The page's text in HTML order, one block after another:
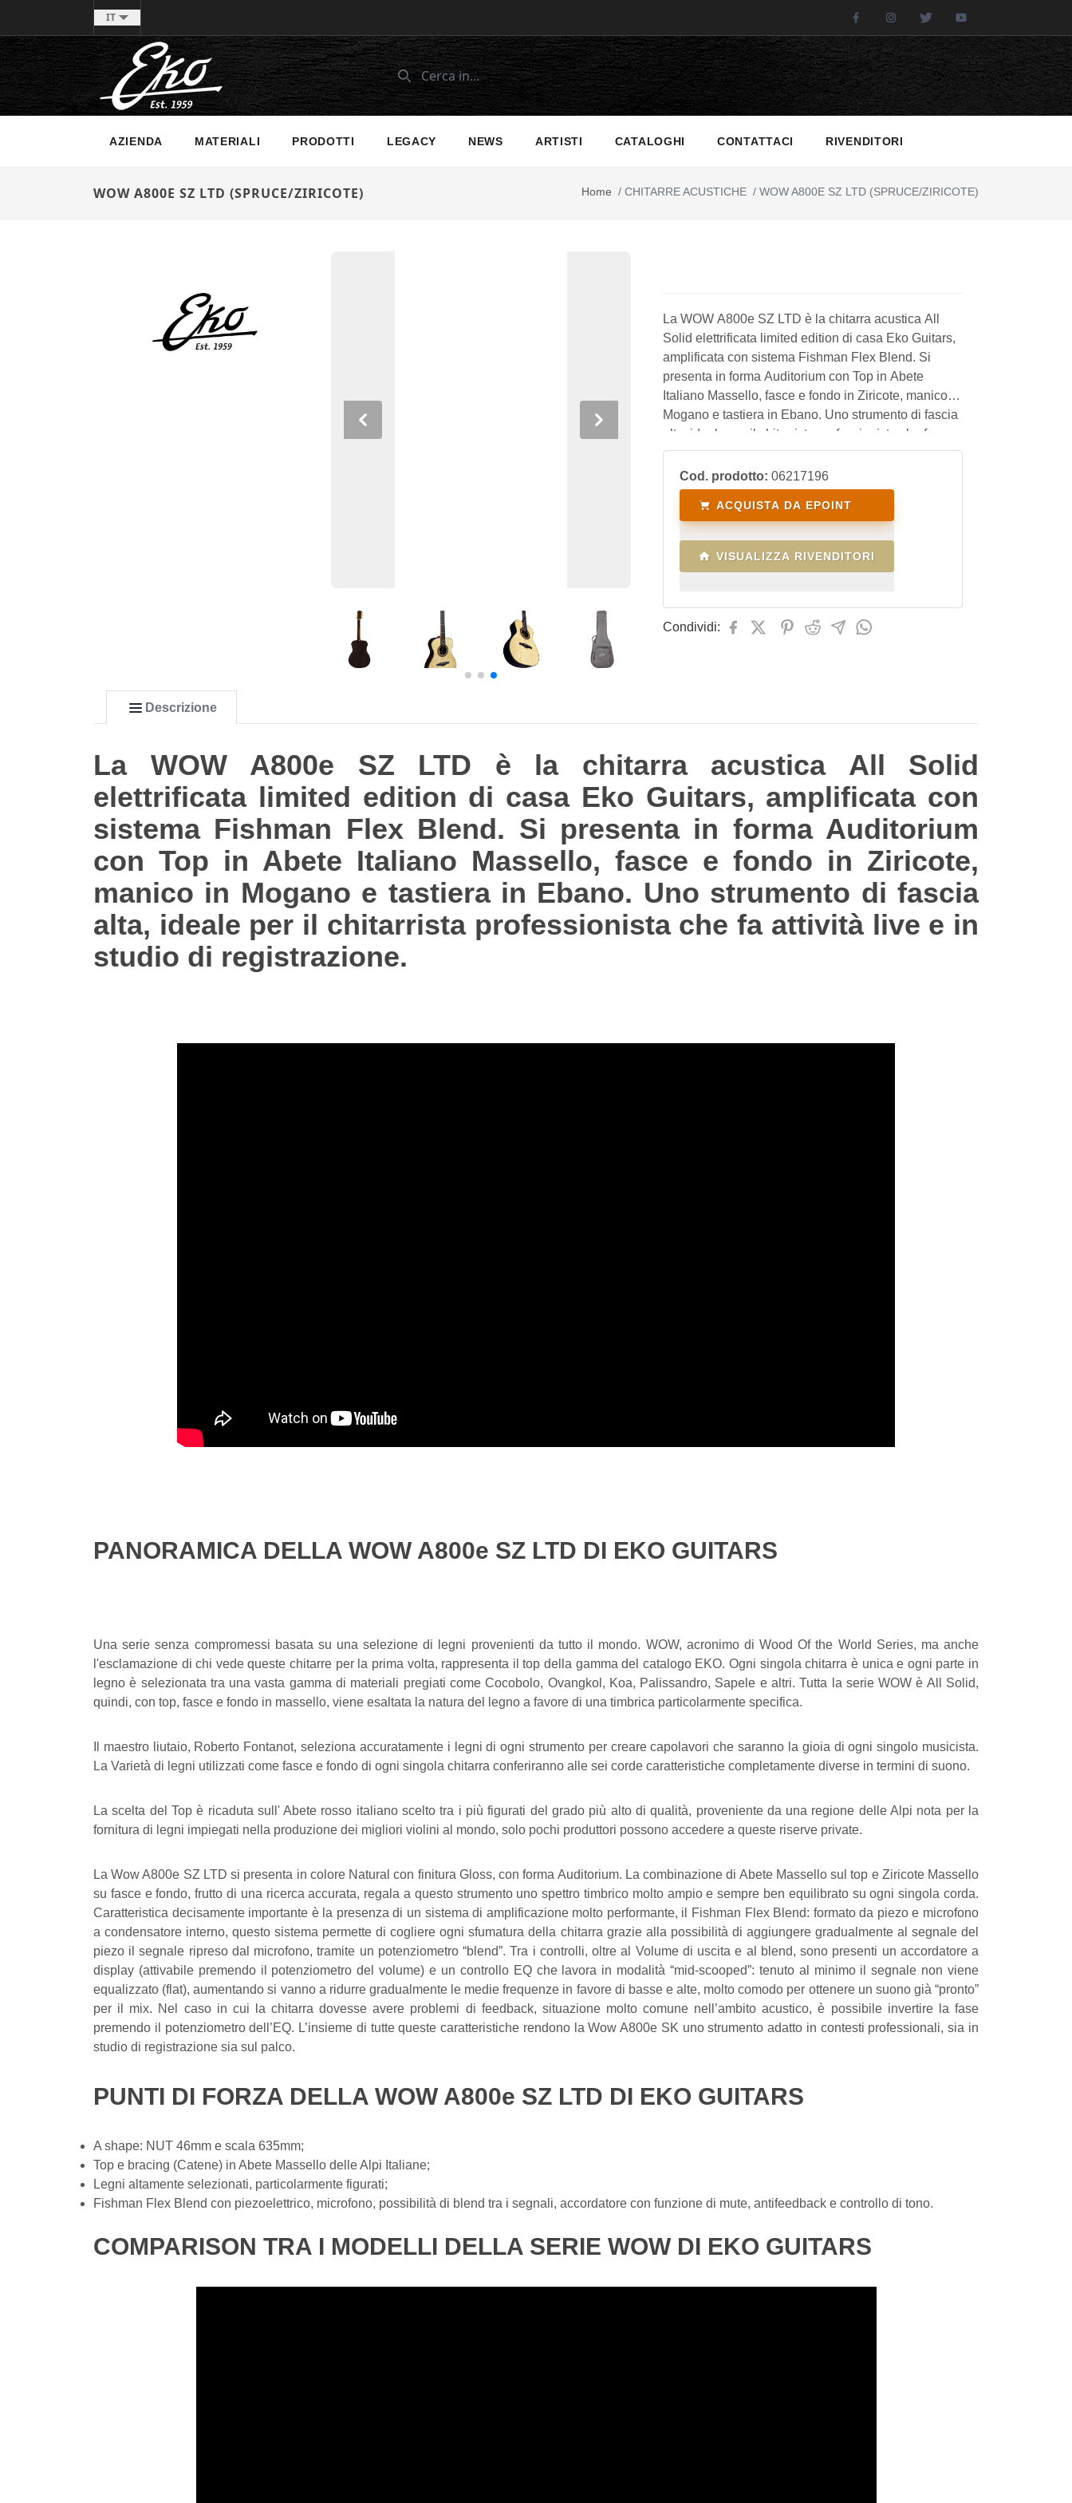
IT FacebookInstagramTwitter
AZIENDA MATERIALI PRODOTTI LEGACY NEWS ARTISTI CATALOGHI CONTATTACI RIVENDITORI
WOW A800E SZ LTD (SPRUCE/ZIRICOTE) Home / CHITARRE ACUSTICHE / WOW A800E SZ LTD (SPRUCE/ZIRICOTE)
Previous Next
La WOW A800e SZ LTD è la chitarra acustica All
Solid elettrificata limited edition di casa Eko Guitars,
amplificata con sistema Fishman Flex Blend. Si
presenta in forma Auditorium con Top in Abete
Italiano Massello, fasce e fondo in Ziricote, manico in
Mogano e tastiera in Ebano. Uno strumento di fascia
alta, ideale per il chitarrista professionista che fa
attività live e in studio di registrazione.
Cod. prodotto: 06217196
ACQUISTA DA EPOINT
VISUALIZZA RIVENDITORI
Condividi:
Descrizione
La WOW A800e SZ LTD è la chitarra acustica All Solid
elettrificata limited edition di casa Eko Guitars, amplificata con
sistema Fishman Flex Blend. Si presenta in forma Auditorium
con Top in Abete Italiano Massello, fasce e fondo in Ziricote,
manico in Mogano e tastiera in Ebano. Uno strumento di fascia
alta, ideale per il chitarrista professionista che fa attività live e in
studio di registrazione.
PANORAMICA DELLA WOW A800e SZ LTD DI EKO GUITARS
Una serie senza compromessi basata su una selezione di legni provenienti da tutto il mondo. WOW, acronimo di Wood Of the World Series, ma anche
l'esclamazione di chi vede queste chitarre per la prima volta, rappresenta il top della gamma del catalogo EKO. Ogni singola chitarra è unica e ogni parte in
legno è selezionata tra una vasta gamma di materiali pregiati come Cocobolo, Ovangkol, Koa, Palissandro, Sapele e altri. Tutta la serie WOW è All Solid,
quindi, con top, fasce e fondo in massello, viene esaltata la natura del legno a favore di una timbrica particolarmente specifica.
Il maestro liutaio, Roberto Fontanot, seleziona accuratamente i legni di ogni strumento per creare capolavori che saranno la gioia di ogni singolo musicista.
La Varietà di legni utilizzati come fasce e fondo di ogni singola chitarra conferiranno alle sei corde caratteristiche completamente diverse in termini di suono.
La scelta del Top è ricaduta sull' Abete rosso italiano scelto tra i più figurati del grado più alto di qualità, proveniente da una regione delle Alpi nota per la
fornitura di legni impiegati nella produzione dei migliori violini al mondo, solo pochi produttori possono accedere a queste riserve private.
La Wow A800e SZ LTD si presenta in colore Natural con finitura Gloss, con forma Auditorium. La combinazione di Abete Massello sul top e Ziricote Massello
su fasce e fondo, frutto di una ricerca accurata, regala a questo strumento uno spettro timbrico molto ampio e sempre ben equilibrato su ogni singola corda.
Caratteristica decisamente importante è la presenza di un sistema di amplificazione molto performante, il Fishman Flex Blend: formato da piezo e microfono
a condensatore interno, questo sistema permette di cogliere ogni sfumatura della chitarra grazie alla possibilità di aggiungere gradualmente al segnale del
piezo il segnale ripreso dal microfono, tramite un potenziometro “blend”. Tra i controlli, oltre al Volume di uscita e al blend, sono presenti un accordatore a
display (attivabile premendo il potenziometro del volume) e un controllo EQ che lavora in modalità “mid-scooped”: tenuto al minimo il segnale non viene
equalizzato (flat), aumentando si vanno a ridurre gradualmente le medie frequenze in favore di basse e alte, molto comodo per ottenere un suono già “pronto”
per il mix. Nel caso in cui la chitarra dovesse avere problemi di feedback, situazione molto comune nell’ambito acustico, è possibile invertire la fase
premendo il potenziometro dell’EQ. L’insieme di tutte queste caratteristiche rendono la Wow A800e SK uno strumento adatto in contesti professionali, sia in
studio di registrazione sia sul palco.
PUNTI DI FORZA DELLA WOW A800e SZ LTD DI EKO GUITARS
A shape: NUT 46mm e scala 635mm;
Top e bracing (Catene) in Abete Massello delle Alpi Italiane;
Legni altamente selezionati, particolarmente figurati;
Fishman Flex Blend con piezoelettrico, microfono, possibilità di blend tra i segnali, accordatore con funzione di mute, antifeedback e controllo di tono.
COMPARISON TRA I MODELLI DELLA SERIE WOW DI EKO GUITARS